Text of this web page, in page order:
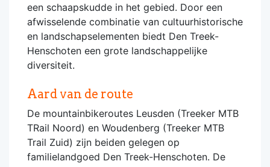
een schaapskudde in het gebied. Door een
afwisselende combinatie van cultuurhistorische
en landschapselementen biedt Den Treek-
Henschoten een grote landschappelijke
diversiteit.
Aard van de route
De mountainbikeroutes Leusden (Treeker MTB
TRail Noord) en Woudenberg (Treeker MTB
Trail Zuid) zijn beiden gelegen op
familielandgoed Den Treek-Henschoten. De